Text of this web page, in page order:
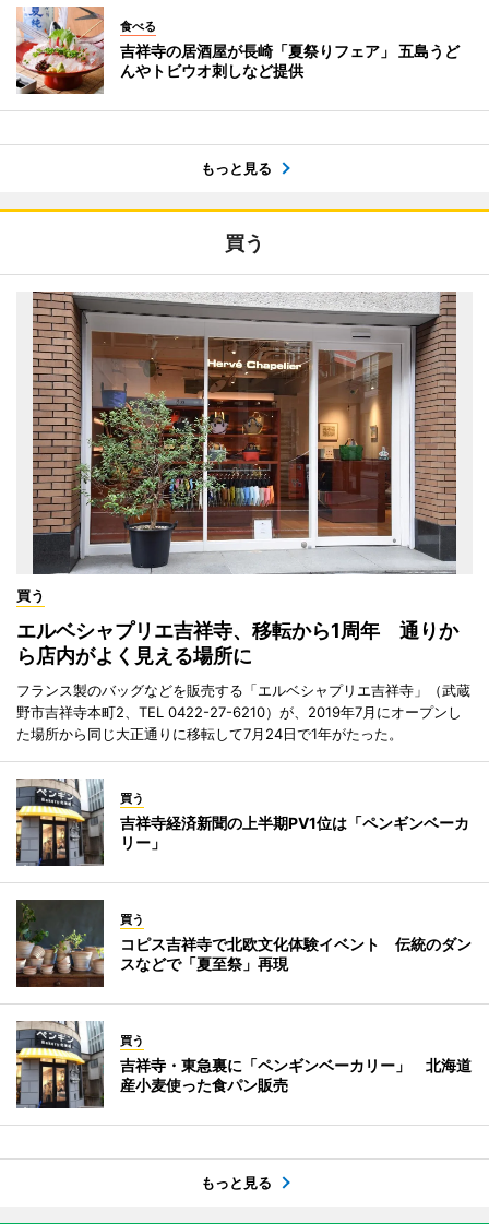
食べる
吉祥寺の居酒屋が長崎「夏祭りフェア」 五島うど
んやトビウオ刺しなど提供
もっと見る
買う
買う
エルベシャプリエ吉祥寺、移転から1周年 通りか
ら店内がよく見える場所に
フランス製のバッグなどを販売する「エルベシャプリエ吉祥寺」（武蔵
野市吉祥寺本町2、TEL 0422-27-6210）が、2019年7月にオープンし
た場所から同じ大正通りに移転して7月24日で1年がたった。
買う
吉祥寺経済新聞の上半期PV1位は「ペンギンベーカ
リー」
買う
コピス吉祥寺で北欧文化体験イベント 伝統のダン
スなどで「夏至祭」再現
買う
吉祥寺・東急裏に「ペンギンベーカリー」 北海道
産小麦使った食パン販売
もっと見る